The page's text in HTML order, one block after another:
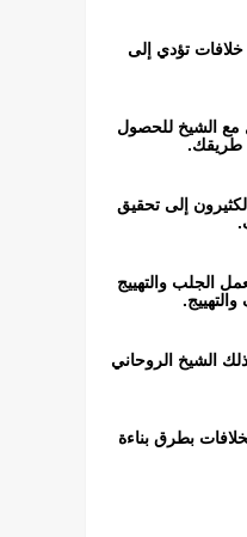
تؤدي إلى
مع الشيخ للحصول
طريقك.
إلى تحقيق
الجلب والتهييج
الشيخ الروحاني
بطرق بناءة